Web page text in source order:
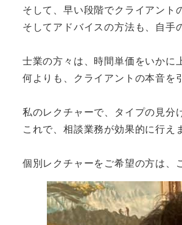
そして、早い段階でクライアント
そしてアドバイスの方法も、自手
士業の方々は、時間単価をいかに
何よりも、クライアントの本音を
私のレクチャーで、タイプの見分
これで、相談業務が効果的に行え
個別レクチャーをご希望の方は、